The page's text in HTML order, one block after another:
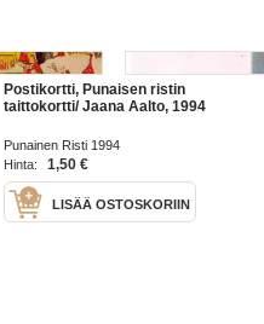
Postikortti, Punaisen ristin
taittokortti/ Jaana Aalto, 1994
Punainen Risti 1994
Hinta:
1,50 €
LISÄÄ OSTOSKORIIN